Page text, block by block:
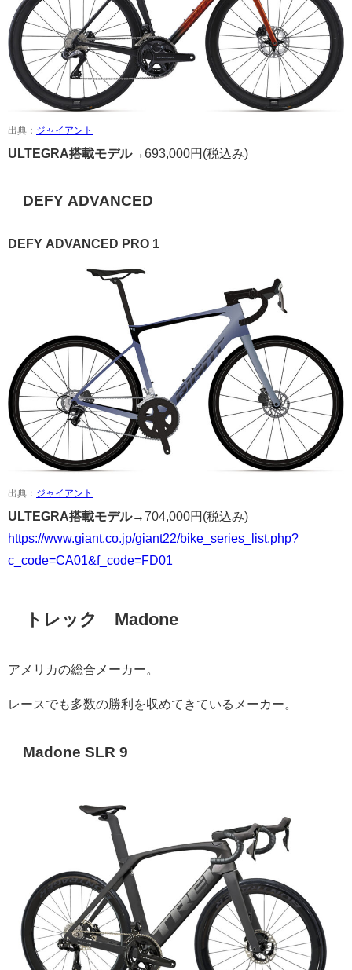
出典： ジャイアント
ULTEGRA搭載モデル→693,000円(税込み)
DEFY ADVANCED
D EFY ADVANCED PRO 1
出典： ジャイアント
ULTEGRA搭載モデル→704,000円 (税込み)
https://www.giant.co.jp/giant22/bike_series_list.php?
c_code=CA01&f_code=FD01
トレック Madone
アメリカの総合メーカー。
レースでも多数の勝利を収めてきているメーカー。
Madone SLR 9